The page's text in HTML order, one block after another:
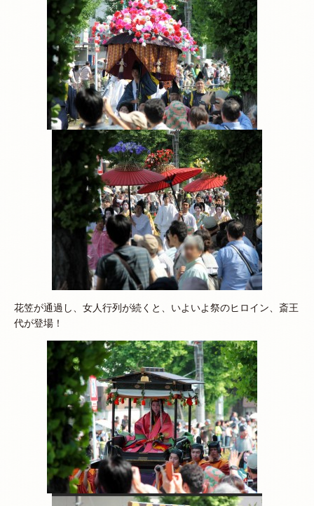
花笠が通過し、女人行列が続くと、いよいよ祭のヒロイン、斎王
代が登場！